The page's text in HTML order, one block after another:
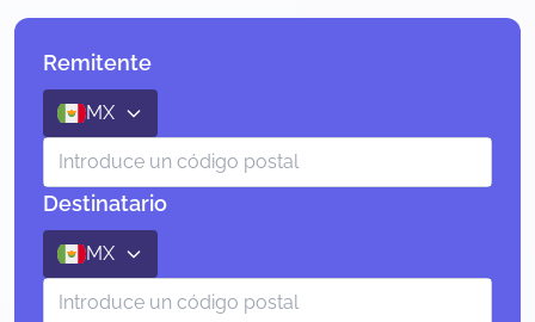
Remitente
MX
Destinatario
MX